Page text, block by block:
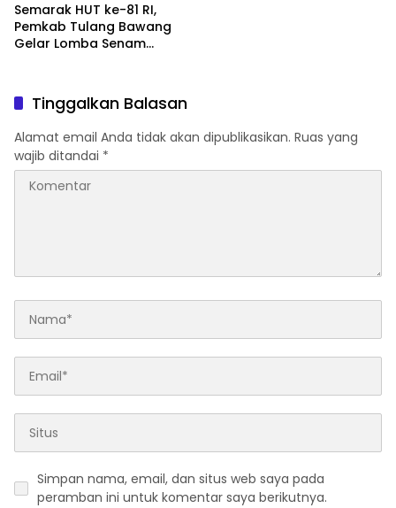
Semarak HUT ke-81 RI,
Pemkab Tulang Bawang
Gelar Lomba Senam
Tinggalkan Balasan
Alamat email Anda tidak akan dipublikasikan. Ruas yang
wajib ditandai *
Simpan nama, email, dan situs web saya pada
peramban ini untuk komentar saya berikutnya.